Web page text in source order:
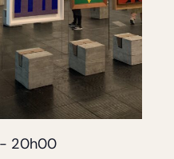
- 20h00